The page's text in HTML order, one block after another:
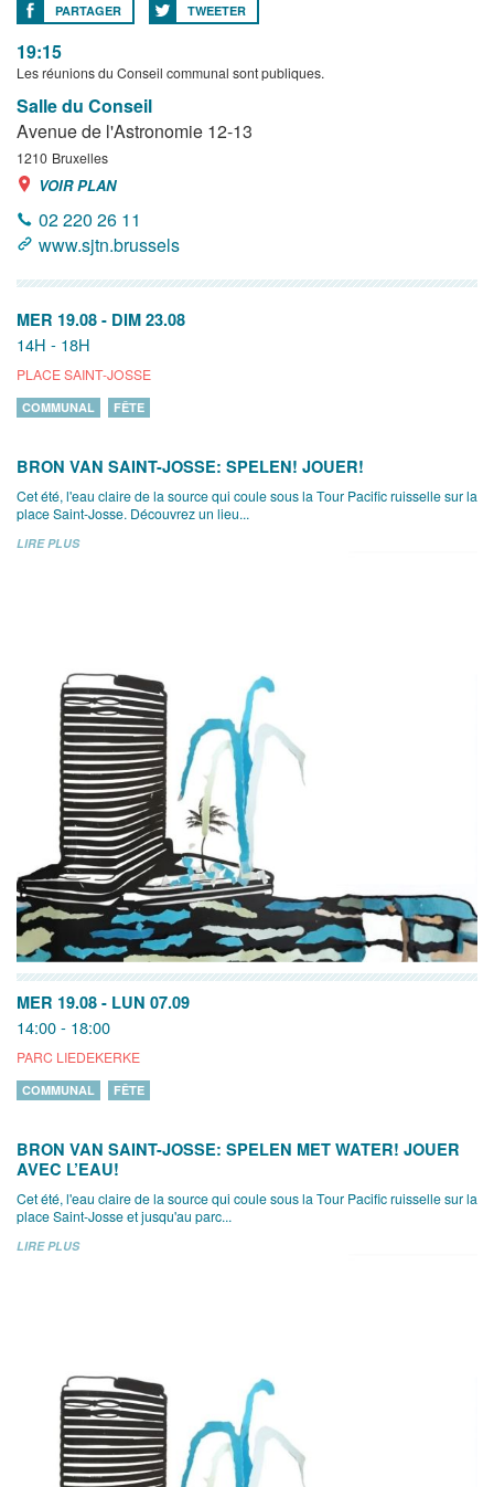
PARTAGER
TWEETER
19:15
Les réunions du Conseil communal sont publiques.
Salle du Conseil
Avenue de l'Astronomie 12-13
1210 Bruxelles
VOIR PLAN
02 220 26 11
www.sjtn.brussels
MER 19.08 - DIM 23.08
14H - 18H
PLACE SAINT-JOSSE
COMMUNAL FÊTE
BRON VAN SAINT-JOSSE: SPELEN! JOUER!
Cet été, l'eau claire de la source qui coule sous la Tour Pacific ruisselle sur la
place Saint-Josse. Découvrez un lieu...
LIRE PLUS
MER 19.08 - LUN 07.09
14:00 - 18:00
PARC LIEDEKERKE
COMMUNAL FÊTE
BRON VAN SAINT-JOSSE: SPELEN MET WATER! JOUER
AVEC L’EAU!
Cet été, l'eau claire de la source qui coule sous la Tour Pacific ruisselle sur la
place Saint-Josse et jusqu'au parc...
LIRE PLUS